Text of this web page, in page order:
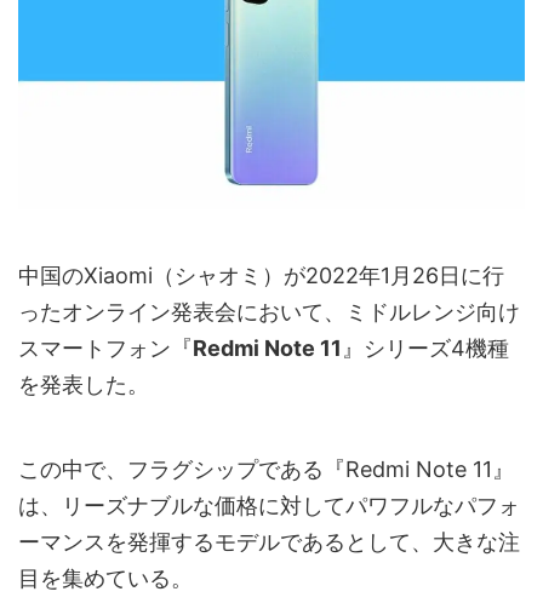
中国のXiaomi（シャオミ）が2022年1月26日に行
ったオンライン発表会において、ミドルレンジ向け
スマートフォン『Redmi Note 11 』シリーズ4機種
を発表した。
この中で、フラグシップである『Redmi Note 11』
は、リーズナブルな価格に対してパワフルなパフォ
ーマンスを発揮するモデルであるとして、大きな注
目を集めている。